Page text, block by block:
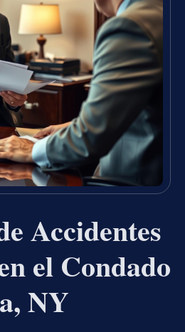
Accidentes
el Condado
NY